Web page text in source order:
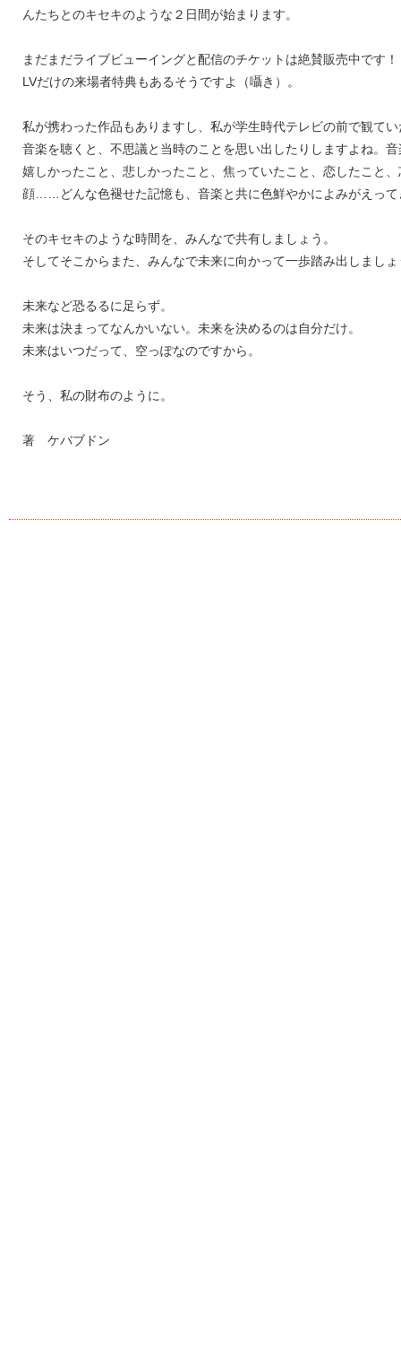
んたちとのキセキのような２日間が始まります。
まだまだライブビューイングと配信のチケットは絶賛販売中です！
LVだけの来場者特典もあるそうですよ（囁き）。
私が携わった作品もありますし、私が学生時代テレビの前で観て
音楽を聴くと、不思議と当時のことを思い出したりしますよね。
嬉しかったこと、悲しかったこと、焦っていたこと、恋したこと
顔……どんな色褪せた記憶も、音楽と共に色鮮やかによみがえって
そのキセキのような時間を、みんなで共有しましょう。
そしてそこからまた、みんなで未来に向かって一歩踏み出しましょ
未来など恐るるに足らず。
未来は決まってなんかいない。未来を決めるのは自分だけ。
未来はいつだって、空っぽなのですから。
そう、私の財布のように。
著 ケバブドン